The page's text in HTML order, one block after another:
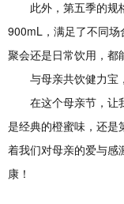
此外，第五季的
900mL，满足了不同
聚会还是日常饮用，都
与母亲共饮健力宝
在这个母亲节，让
是经典的橙蜜味，还是
着我们对母亲的爱与感
康！